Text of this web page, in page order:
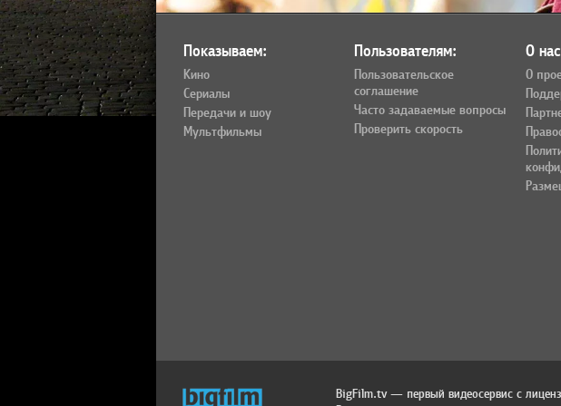
Показываем:
Кино
Сериалы
Передачи и шоу
Мультфильмы
Пользователям:
Пользовательское
соглашение
Часто задаваемые вопросы
Проверить скорость
О
О
BigFilm.tv — первый видеосервис с